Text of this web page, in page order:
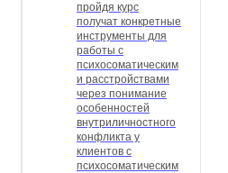
пройдя курс
получат конкретные
инструменты для
работы с
психосоматическим
и расстройствами
через понимание
особенностей
внутриличностного
конфликта у
клиентов с
психосоматическим